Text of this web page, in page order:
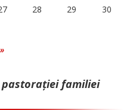
28 29
30
pastorației familiei